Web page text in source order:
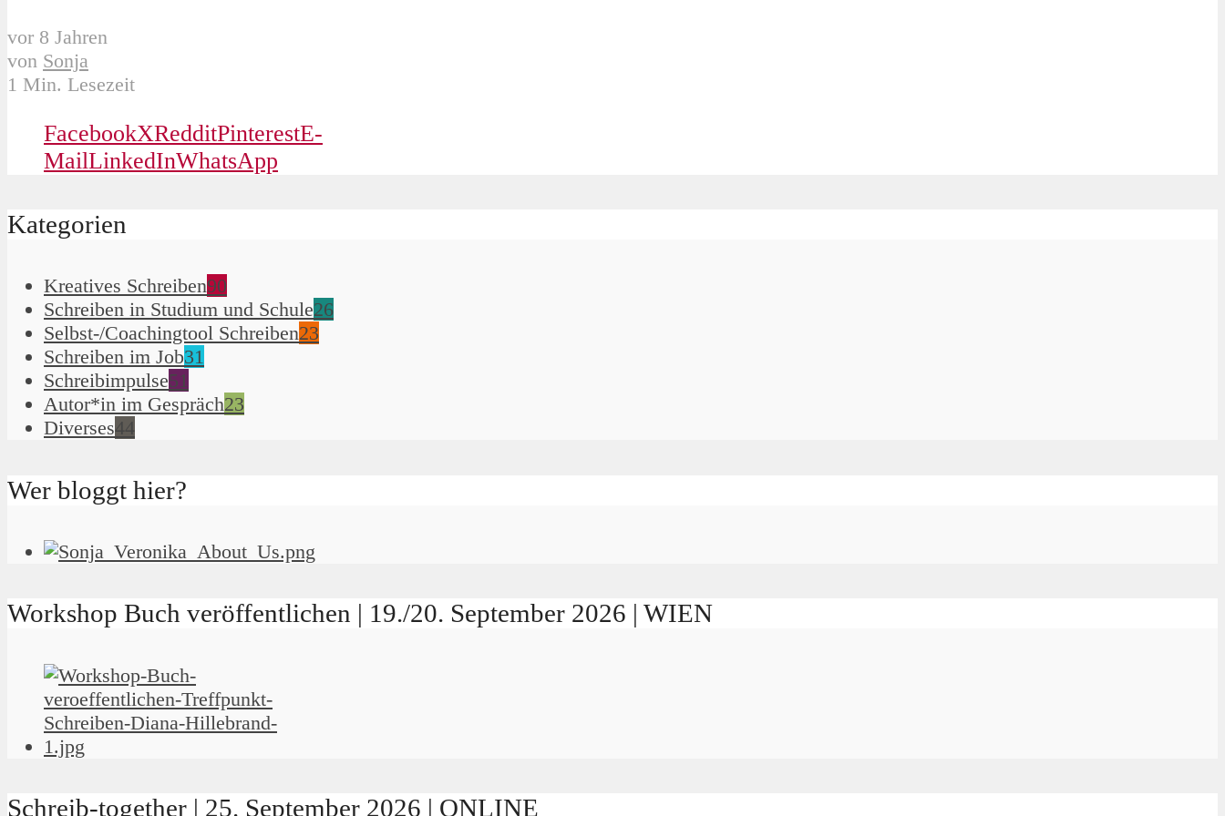
vor 8 Jahren
von Sonja
1 Min. Lesezeit
FacebookXRedditPinterestE-
MailLinkedInWhatsApp
Kategorien
Kreatives Schreiben90
Schreiben in Studium und Schule26
Selbst-/Coachingtool Schreiben23
Schreiben im Job31
Schreibimpulse51
Autor*in im Gespräch23
Diverses44
Wer bloggt hier?
Workshop Buch veröffentlichen | 19./20. September 2026 | WIEN
Schreib-together | 25. September 2026 | ONLINE